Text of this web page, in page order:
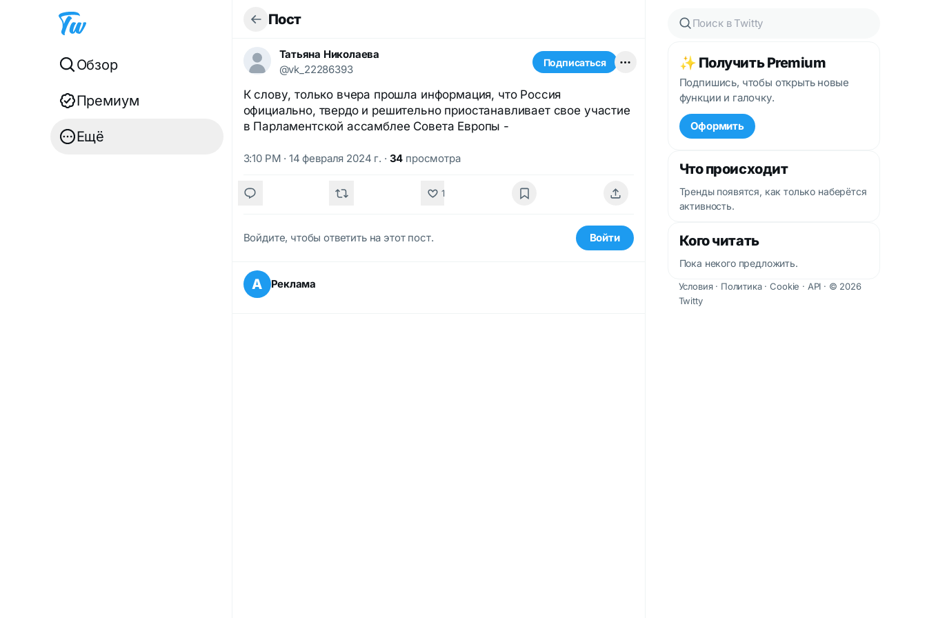
Обзор
Премиум
Ещё
Пост
Татьяна Николаева
@vk_22286393
Подписаться
К слову, только вчера прошла информация, что Россия
официально, твердо и решительно приостанавливает свое участие
в Парламентской ассамблее Совета Европы -
3:10 PM · 14 февраля 2024 г. · 34 просмотра
1
Войдите, чтобы ответить на этот пост. Войти
А Реклама
✨ Получить Premium
Подпишись, чтобы открыть новые
функции и галочку.
Оформить
Что происходит
Тренды появятся, как только наберётся
активность.
Кого читать
Пока некого предложить.
Условия· Политика·Cookie · API · © 2026
Twitty